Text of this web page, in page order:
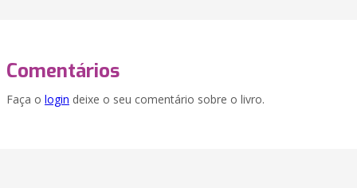
Comentários
Faça o login deixe o seu comentário sobre o livro.